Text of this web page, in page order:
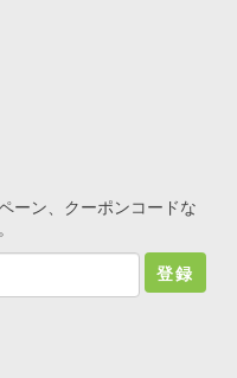
ーン、クーポンコードな
登録